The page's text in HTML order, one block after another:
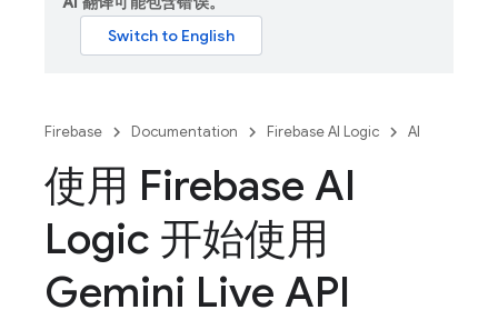
Firebase Documentation Firebase AI Logic AI
使用 Firebase AI
Logic 开始使用
Gemini Live API